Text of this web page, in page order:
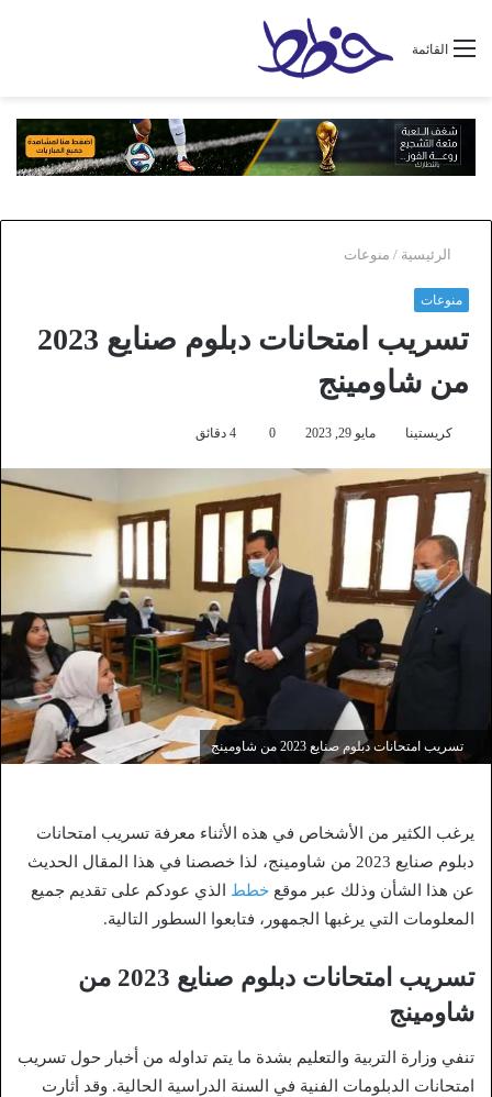
القائمة
الرئيسية / منوعات
منوعات
تسريب امتحانات دبلوم صنايع 2023
من شاومينج
كريستينا مايو 29, 2023 0
تسريب امتحانات دبلوم صنايع 2023 من شاومينج
يرغب الكثير من الأشخاص في هذه الأثناء معرفة تسريب امتحانات
دبلوم صنايع 2023 من شاومينج، لذا خصصنا في هذا المقال الحديث
عن هذا الشأن وذلك عبر موقع خطط الذي عودكم على تقديم جميع
المعلومات التي يرغبها الجمهور، فتابعوا السطور التالية.
تسريب امتحانات دبلوم صنايع 2023 من
شاومينج
تنفي وزارة التربية والتعليم بشدة ما يتم تداوله من أخبار حول تسريب
امتحانات الدبلومات الفنية في السنة الدراسية الحالية. وقد أثارت